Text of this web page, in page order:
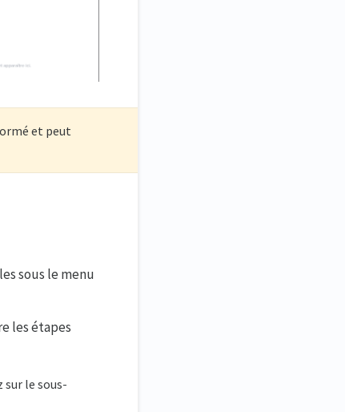
et peut
sous le menu
les étapes
sur le sous-